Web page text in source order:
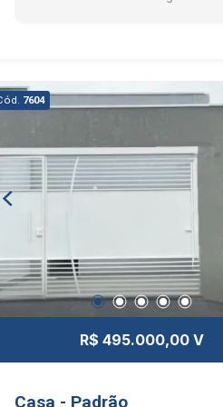
7604
R$ 495.000,00 V
Casa - Padrão